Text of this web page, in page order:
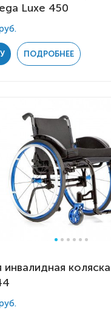
Luxe 450
ПОДРОБНЕЕ
инвалидная